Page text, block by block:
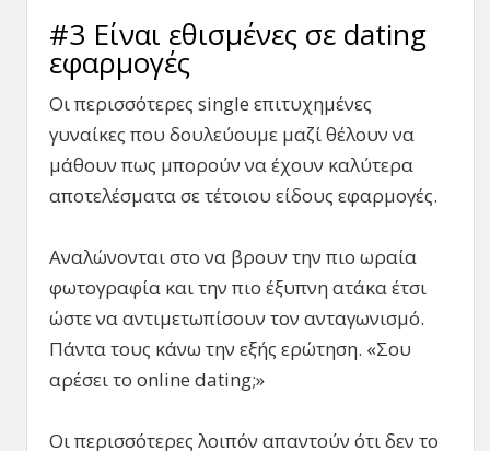
#3 Είναι εθισμένες σε dating
εφαρμογές
Οι περισσότερες single επιτυχημένες
γυναίκες που δουλεύουμε μαζί θέλουν να
μάθουν πως μπορούν να έχουν καλύτερα
αποτελέσματα σε τέτοιου είδους εφαρμογές.
Αναλώνονται στο να βρουν την πιο ωραία
φωτογραφία και την πιο έξυπνη ατάκα έτσι
ώστε να αντιμετωπίσουν τον ανταγωνισμό.
Πάντα τους κάνω την εξής ερώτηση. «Σου
αρέσει το online dating;»
Οι περισσότερες λοιπόν απαντούν ότι δεν το